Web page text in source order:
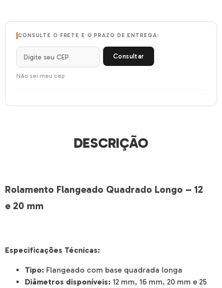
CONSULTE O FRETE E O PRAZO DE ENTREGA:
Consultar
Não sei meu cep
DESCRIÇÃO
Rolamento Flangeado Quadrado Longo – 12
e 20 mm
Especificações Técnicas:
Tipo: Flangeado com base quadrada longa
Diâmetros disponíveis: 12 mm, 16 mm, 20 mm e 25